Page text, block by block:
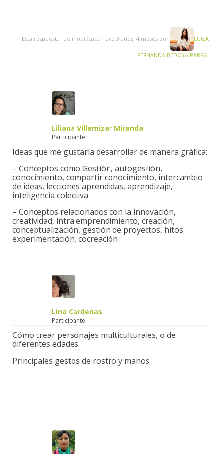
Esta respuesta fue modificada hace 3 años, 4 meses por LUISA
FERNANDA BEDOYA PARRA.
Liliana Villamizar Miranda
Participante
Ideas que me gustaría desarrollar de manera gráfica:
– Conceptos como Gestión, autogestión,
conocimiento, compartir conocimiento, intercambio
de ideas, lecciones aprendidas, aprendizaje,
inteligencia colectiva
– Conceptos relacionados con la innovación,
creatividad, intra emprendimiento, creación,
conceptualización, gestión de proyectos, hitos,
experimentación, cocreación
Lina Cardenas
Participante
Cómo crear personajes multiculturales, o de
diferentes edades.
Principales gestos de rostro y manos.